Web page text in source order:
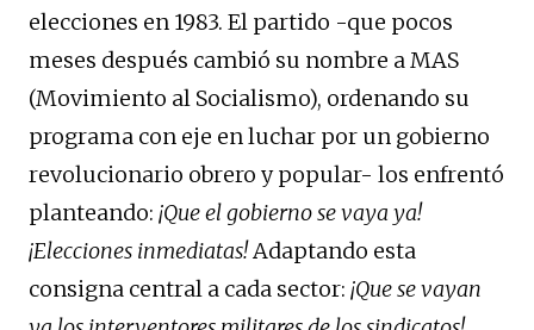
elecciones en 1983. El partido -que pocos
meses después cambió su nombre a MAS
(Movimiento al Socialismo), ordenando su
programa con eje en luchar por un gobierno
revolucionario obrero y popular- los enfrentó
planteando: ¡Que el gobierno se vaya ya!
¡Elecciones inmediatas!Adaptando esta
consigna central a cada sector: ¡Que se vayan